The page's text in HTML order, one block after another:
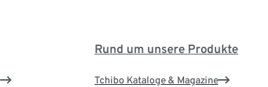
Rund um unsere Produkte
Tchibo Kataloge & Magazine